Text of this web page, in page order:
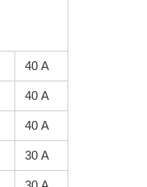
40 А
40 А
40 А
30 А